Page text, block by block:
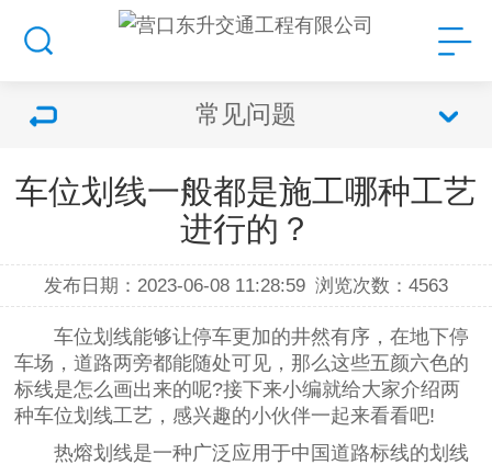
常见问题
车位划线一般都是施工哪种工艺
进行的？
发布日期：2023-06-08 11:28:59 浏览次数： 4563
车位划线能够让停车更加的井然有序，在地下停
车场，道路两旁都能随处可见，那么这些五颜六色的
标线是怎么画出来的呢?接下来小编就给大家介绍两
种车位划线工艺，感兴趣的小伙伴一起来看看吧!
热熔划线是一种广泛应用于中国道路标线的划线